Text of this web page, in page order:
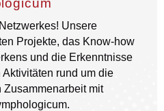
Unsere
Projekte, das Know-how
und die Erkenntnisse
rund um die
Zusammenarbeit mit